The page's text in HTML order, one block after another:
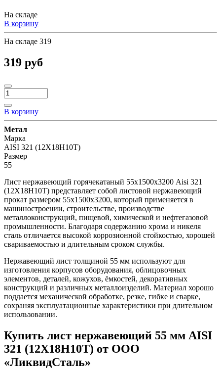
На складе
В корзину
На складе 319
319 руб
В корзину
Метал
Марка
AISI 321 (12Х18Н10Т)
Размер
55
Лист нержавеющий горячекатаный 55х1500х3200 Aisi 321
(12Х18Н10Т) представляет собой листовой нержавеющий
прокат размером 55х1500х3200, который применяется в
машиностроении, строительстве, производстве
металлоконструкций, пищевой, химической и нефтегазовой
промышленности. Благодаря содержанию хрома и никеля
сталь отличается высокой коррозионной стойкостью, хорошей
свариваемостью и длительным сроком службы.
Нержавеющий лист толщиной 55 мм используют для
изготовления корпусов оборудования, облицовочных
элементов, деталей, кожухов, ёмкостей, декоративных
конструкций и различных металлоизделий. Материал хорошо
поддается механической обработке, резке, гибке и сварке,
сохраняя эксплуатационные характеристики при длительном
использовании.
Купить лист нержавеющий 55 мм AISI
321 (12Х18Н10Т) от ООО
«ЛиквидСталь»